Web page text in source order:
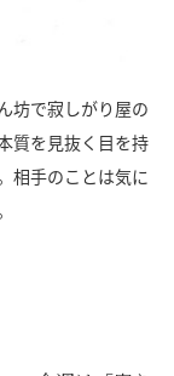
坊で寂しがり屋の
質を見抜く目を持
相手のことは気に